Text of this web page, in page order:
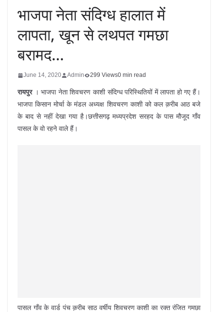
भाजपा नेता संदिग्ध हालात में
लापता, खून से लथपत गमछा
बरामद…
June 14, 2020 Admin 299 Views0 min read
रायपुर। भाजपा नेता शिवचरण काशी संदिग्ध परिस्थितियों में लापता हो गए हैं।
भाजपा किसान मोर्चा के मंडल अध्यक्ष शिवचरण काशी को कल क़रीब आठ बजे
के बाद से नहीं देखा गया है।छत्तीसगढ़ मध्यप्रदेश सरहद के पास मौजूद गाँव
पासल के वो रहने वाले हैं।
पासल गाँव के वार्ड पंच क़रीब साठ वर्षीय शिवचरण काशी का रक्त रंजित गमछा